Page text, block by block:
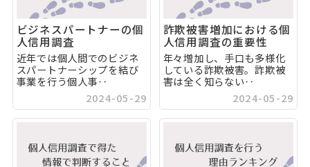
ビジネスパートナーの個
人信用調査
近年では個人間でのビジネ
スパートナーシップを結び
事業を行う個人事‥
2024-05-29
詐欺被害増加における個
人信用調査の重要性
年々増加し、手口も多様化
している詐欺被害。詐欺被
害は全く知らない‥
2024-05-29